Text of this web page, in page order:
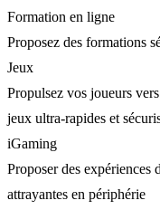
Formation en ligne
Proposez des formations
Jeux
Propulsez vos joueurs
jeux ultra-rapides et
iGaming
Proposer des expériences
attrayantes en périphérie